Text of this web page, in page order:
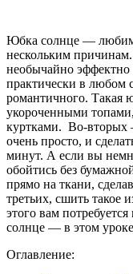
Юбка солнце —
нескольким
необычайно эффектно
практически в любом
романтичного. Такая
укороченными
куртками. Во-вторых
очень просто, и
минут. А если вы
обойтись без
прямо на ткани,
третьих, сшить такое
этого вам
солнце — в этом
Оглавление: